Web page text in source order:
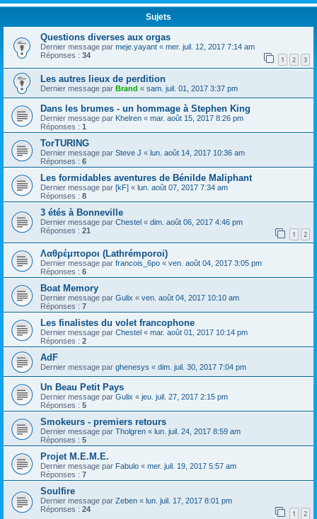
Sujets
Questions diverses aux orgas
Dernier message par meje.yayant « mer. juil. 12, 2017 7:14 am
Réponses : 34 1 2 3
Les autres lieux de perdition
Dernier message par Brand « sam. juil. 01, 2017 3:37 pm
Dans les brumes - un hommage à Stephen King
Dernier message par Khelren « mar. août 15, 2017 8:26 pm
Réponses : 1
TorTURING
Dernier message par Steve J « lun. août 14, 2017 10:36 am
Réponses : 6
Les formidables aventures de Bénilde Maliphant
Dernier message par [kF] « lun. août 07, 2017 7:34 am
Réponses : 8
3 étés à Bonneville
Dernier message par Chestel « dim. août 06, 2017 4:46 pm
Réponses : 21 1 2
Λαθρέμποροι (Lathrémporoi)
Dernier message par francois_6po « ven. août 04, 2017 3:05 pm
Réponses : 6
Boat Memory
Dernier message par Gulix « ven. août 04, 2017 10:10 am
Réponses : 7
Les finalistes du volet francophone
Dernier message par Chestel « mar. août 01, 2017 10:14 pm
Réponses : 2
AdF
Dernier message par ghenesys « dim. juil. 30, 2017 7:04 pm
Un Beau Petit Pays
Dernier message par Gulix « jeu. juil. 27, 2017 2:15 pm
Réponses : 5
Smokeurs - premiers retours
Dernier message par Tholgren « lun. juil. 24, 2017 8:59 am
Réponses : 5
Projet M.E.M.E.
Dernier message par Fabulo « mer. juil. 19, 2017 5:57 am
Réponses : 7
Soulfire
Dernier message par Zeben « lun. juil. 17, 2017 8:01 pm
Réponses : 24 1 2